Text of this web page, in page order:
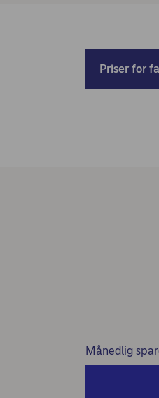
Priser for
Månedlig